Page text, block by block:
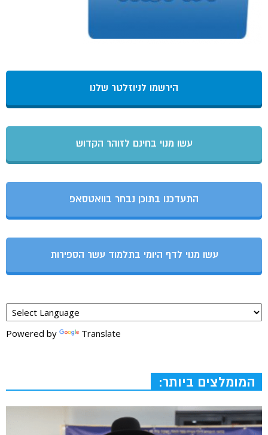
הירשמו לניוזלטר שלנו
עשו מנוי בחינם לזוהר הקדוש
התעדכנו בתוכן נבחר בוואטסאפ
עשו מנוי לדף היומי בתלמוד עשר הספירות
Powered by Translate
המומלצים ביותר: